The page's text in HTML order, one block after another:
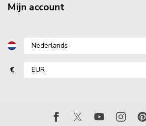
Mijn account
€